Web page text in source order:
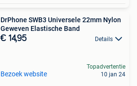
DrPhone SWB3 Universele 22mm Nylon
Geweven Elastische Band
€ 14,95 Details
Bezoek website
Topadvertentie
10 jan 24